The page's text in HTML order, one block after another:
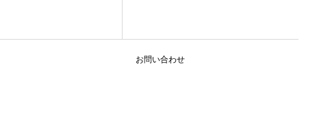
お問い合わせ